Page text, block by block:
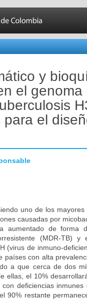
y
el genoma
el
uno de los
causadas por
aumentado de forma
(MDR-TB) y
(virus de inmuno-
países con alta
a que cerca de dos
ellas, el 10%
deficiencias
90% restante